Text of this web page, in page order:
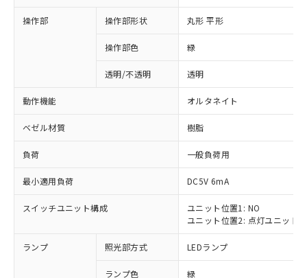
操作部 操作部形状 丸形 平形
操作部色 緑
透明/不透明 透明
動作機能 オルタネイト
ベゼル材質 樹脂
負荷 一般負荷用
最小適用負荷 DC5V 6mA
スイッチユニット構成
ユニット位置1: NO
ユニット位置2: 点灯ユニット
ランプ 照光部方式 LEDランプ
ランプ色 緑